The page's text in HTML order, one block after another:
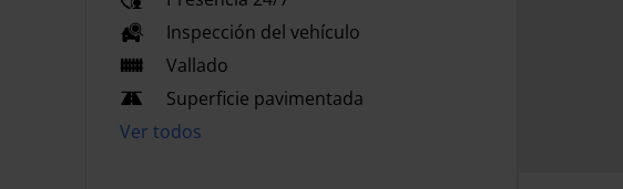
Inspección del vehículo
Vallado
Superficie pavimentada
Ver todos